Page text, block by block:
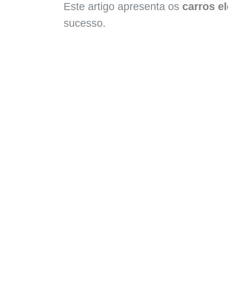
Este artigo apresenta os carros
sucesso.